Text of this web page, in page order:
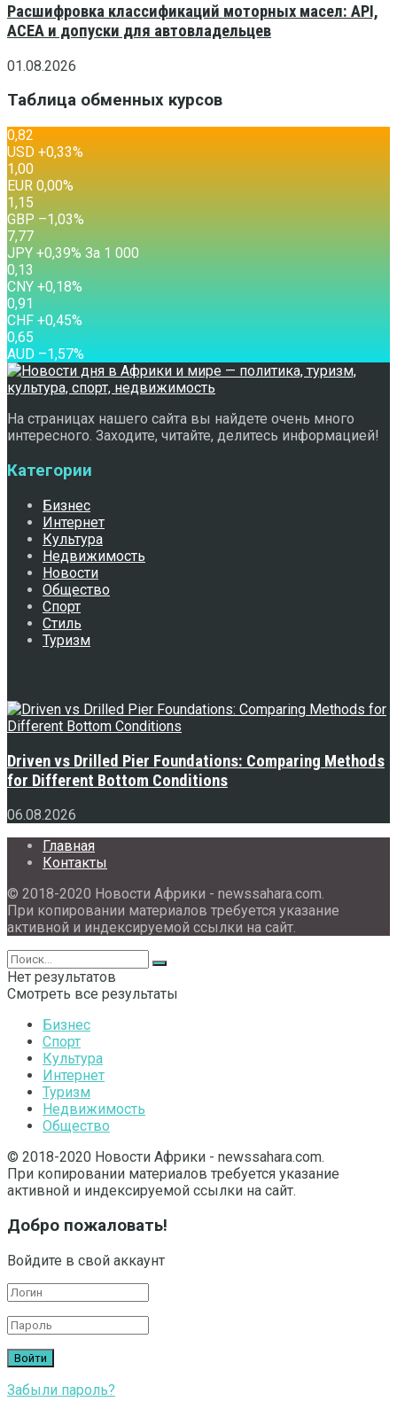
Расшифровка классификаций моторных масел: API,
ACEA и допуски для автовладельцев
01.08.2026
Таблица обменных курсов
0,82
USD +0,33%
1,00
EUR 0,00%
1,15
GBP –1,03%
7,77
JPY +0,39% За 1 000
0,13
CNY +0,18%
0,91
CHF +0,45%
0,65
AUD –1,57%
На страницах нашего сайта вы найдете очень много
интересного. Заходите, читайте, делитесь информацией!
Категории
Бизнес
Интернет
Культура
Недвижимость
Новости
Общество
Спорт
Стиль
Туризм
Driven vs Drilled Pier Foundations: Comparing Methods
for Different Bottom Conditions
06.08.2026
Главная
Контакты
© 2018-2020 Новости Африки - newssahara.com.
При копировании материалов требуется указание
активной и индексируемой ссылки на сайт.
Нет результатов
Смотреть все результаты
Бизнес
Спорт
Культура
Интернет
Туризм
Недвижимость
Общество
© 2018-2020 Новости Африки - newssahara.com.
При копировании материалов требуется указание
активной и индексируемой ссылки на сайт.
Добро пожаловать!
Войдите в свой аккаунт
Забыли пароль?